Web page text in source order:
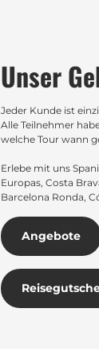
Unser
Jeder Kunde ist
Alle Teilnehmer
welche Tour wann
Erlebe mit uns
Europas, Costa
Barcelona Ronda,
Angebote